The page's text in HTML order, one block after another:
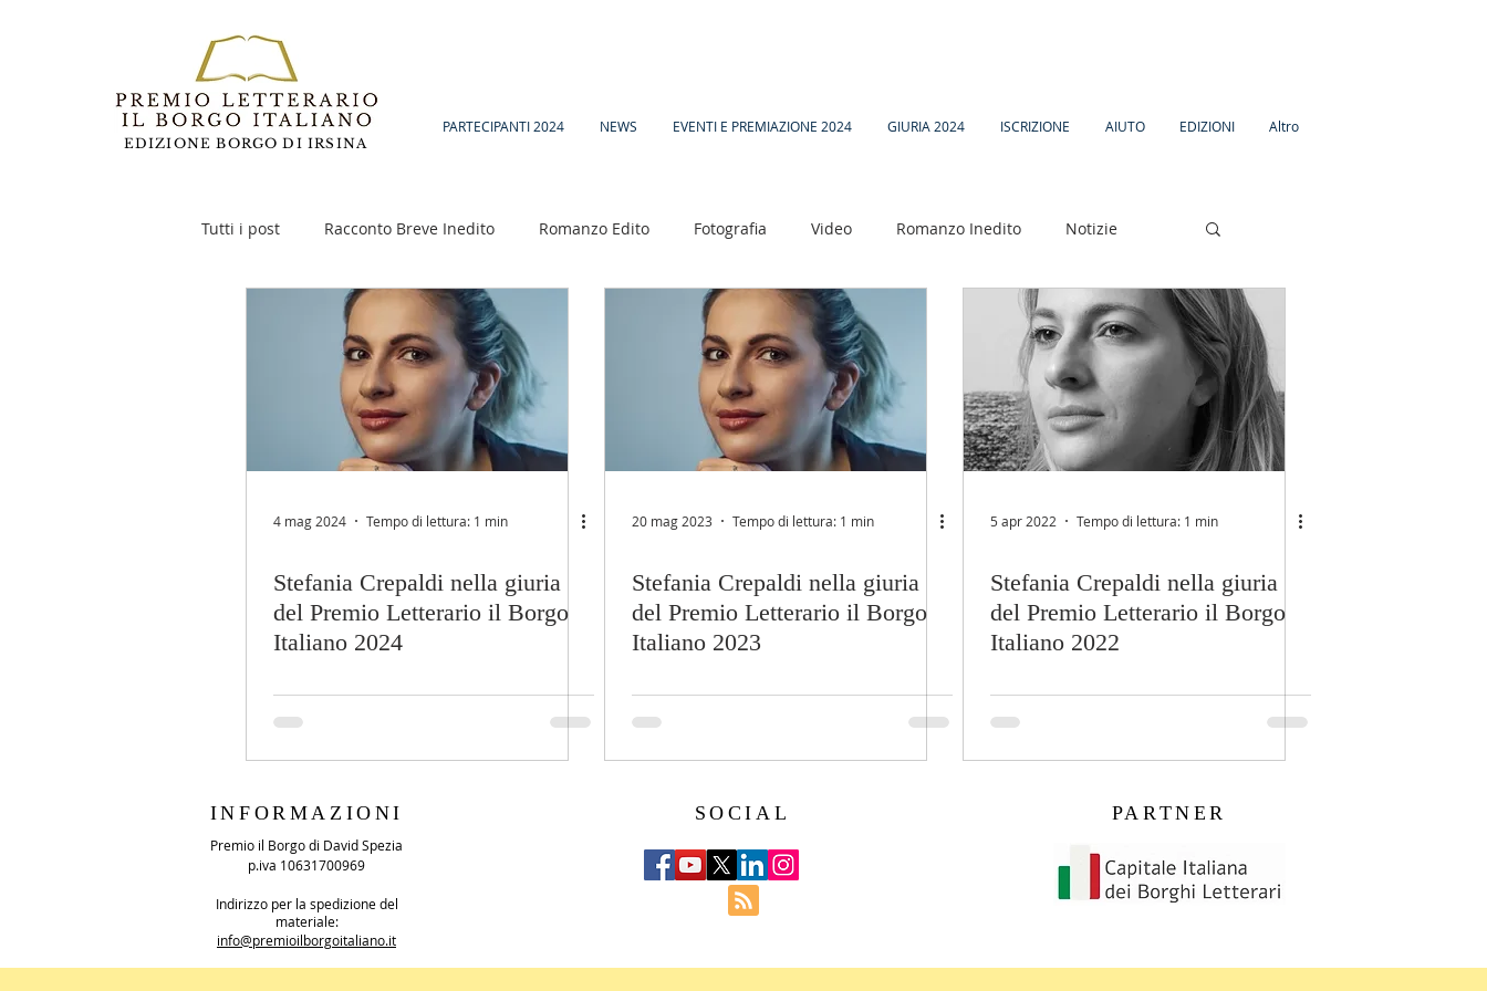
EDIZIONE BORGO DI IRSINA
PARTECIPANTI 2024 NEWS EVENTI E PREMIAZIONE 2024 GIURIA 2024 ISCRIZIONE AIUTO EDIZIONI Altro
Tutti i post Racconto Breve Inedito Romanzo Edito Fotografia Video Romanzo Inedito Notizie
Racconto Inedito 18
4 mag 2024 Tempo di lettura: 1 min
Stefania Crepaldi nella giuria
del Premio Letterario il Borgo
Italiano 2024
20 mag 2023 Tempo di lettura: 1 min
Stefania Crepaldi nella giuria
del Premio Letterario il Borgo
Italiano 2023
5 apr 2022 Tempo di lettura: 1 min
Stefania Crepaldi nella giuria
del Premio Letterario il Borgo
Italiano 2022
INFORMAZIONI
Premio il Borgo di David Spezia
p.iva 10631700969
Indirizzo per la spedizione del
materiale:
info@premioilborgoitaliano.it
SOCIAL PARTNER